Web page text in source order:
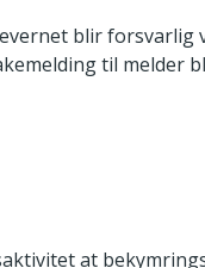
blir forsvarlig
til melder
at